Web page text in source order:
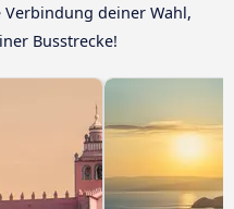
deiner Wahl,
Busstrecke!